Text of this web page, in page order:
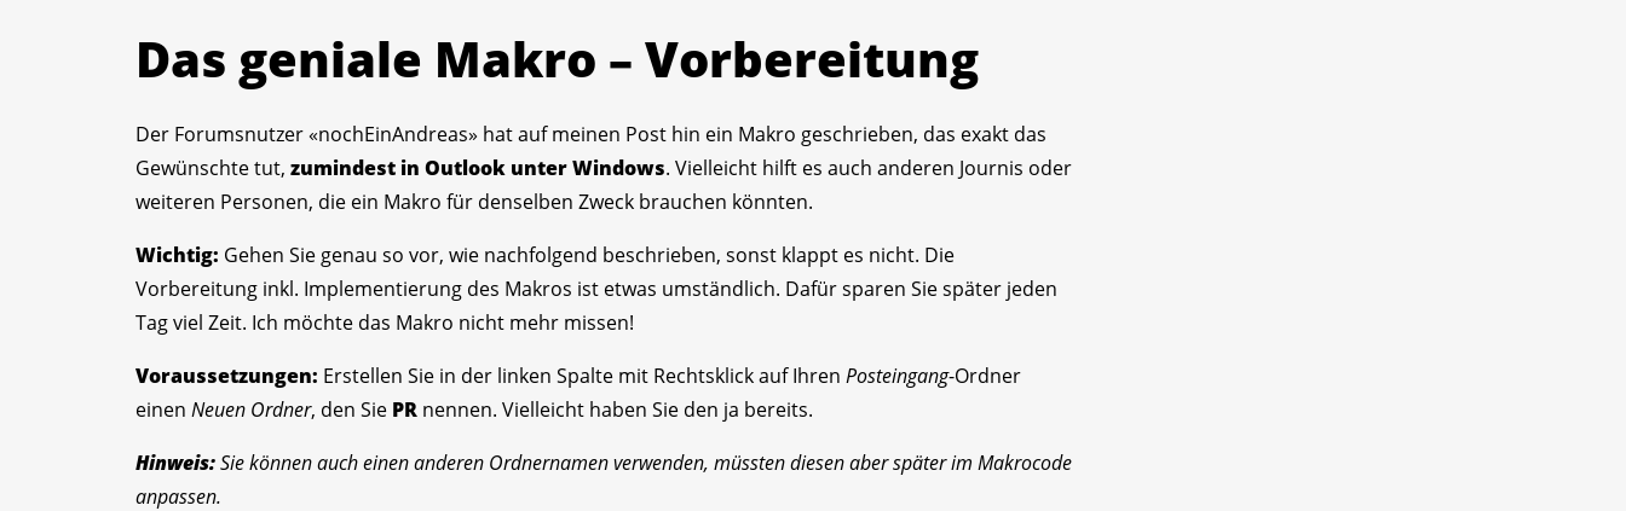
Das geniale Makro – Vorbereitung
Der Forumsnutzer «nochEinAndreas» hat auf meinen Post hin ein Makro geschrieben, das exakt das
Gewünschte tut, zumindest in Outlook unter Windows. Vielleicht hilft es auch anderen Journis oder
weiteren Personen, die ein Makro für denselben Zweck brauchen könnten.
Wichtig: Gehen Sie genau so vor, wie nachfolgend beschrieben, sonst klappt es nicht. Die
Vorbereitung inkl. Implementierung des Makros ist etwas umständlich. Dafür sparen Sie später jeden
Tag viel Zeit. Ich möchte das Makro nicht mehr missen!
Voraussetzungen: Erstellen Sie in der linken Spalte mit Rechtsklick auf Ihren Posteingang-Ordner
einen Neuen Ordner, den Sie PR nennen. Vielleicht haben Sie den ja bereits.
Hinweis:Sie können auch einen anderen Ordnernamen verwenden, müssten diesen aber später im Makrocode
anpassen.